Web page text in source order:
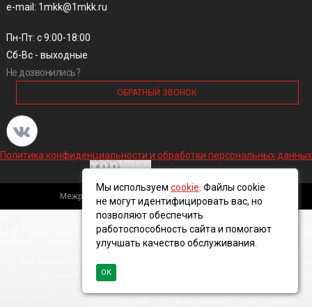
e-mail: 1mkk@1mkk.ru
Пн-Пт: с 9:00-18:00
Сб-Вс - выходные
Не дозвонились?
ОБРАТНЫЙ ЗВОНОК
Политика конфиденциальности и обработки персональных данных
Межрегиональная кабельная компания, 2016 ©
Мы используем cookie . Файлы cookie
не могут идентифицировать вас, но
позволяют обеспечить
работоспособность сайта и помогают
улучшать качество обслуживания.
ОК